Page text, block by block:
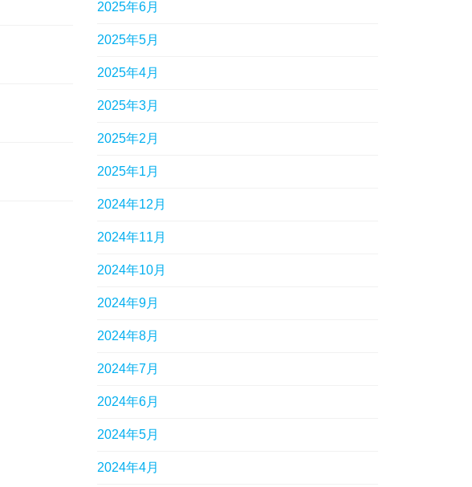
2025年6月
2025年5月
2025年4月
2025年3月
2025年2月
2025年1月
2024年12月
2024年11月
2024年10月
2024年9月
2024年8月
2024年7月
2024年6月
2024年5月
2024年4月